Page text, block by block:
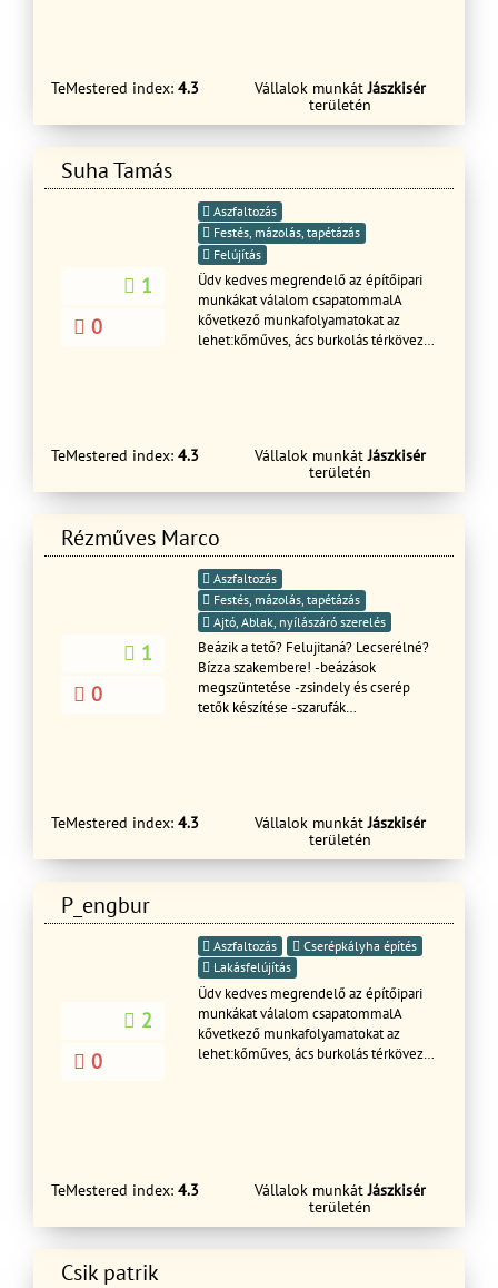
TeMestered index: 4.3 Vállalok munkátJászkisér
területén
Suha Tamás
1
0
Aszfaltozás
Festés, mázolás, tapétázás
Felújítás
Üdv kedves megrendelő az építőipari
munkákat válalom csapatommalA
kővetkező munkafolyamatokat az
lehet:kőműves, ács burkolás térkövezés
TeMestered index: 4.3 Vállalok munkátJászkisér
területén
Rézműves Marco
1
0
Aszfaltozás
Festés, mázolás, tapétázás
Ajtó, Ablak, nyílászáró szerelés
Beázik a tető? Felujitaná? Lecserélné?
Bízza szakembere! -beázások
megszüntetése -zsindely és cserép
tetők készítése -szarufák
előtetők készítése -kupcserepek
lekenése,csavarozása.
TeMestered index: 4.3 Vállalok munkátJászkisér
területén
P_engbur
2
0
Aszfaltozás
Cserépkályha építés
Lakásfelújítás
Üdv kedves megrendelő az építőipari
munkákat válalom csapatommalA
kővetkező munkafolyamatokat az
lehet:kőműves, ács burkolás térkövezés
TeMestered index: 4.3 Vállalok munkátJászkisér
területén
Csik patrik